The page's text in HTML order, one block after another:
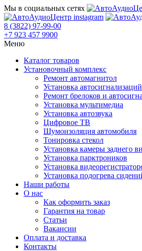
Мы в социальных сетях
8 (3822) 97-99-00
+7 923 457 9900
Меню
Каталог товаров
Установочный комплекс
Ремонт автомагнитол
Установка
Ремонт брелоков и
Установка мультимедиа
Установка автозвука
Цифровое ТВ
Шумоизоляция автомобиля
Тонировка стекол
Установка камеры заднего
Установка парктроников
Установка
Установка подогрева
Наши работы
О нас
Как оформить заказ
Гарантия на товар
Статьи
Вакансии
Оплата и доставка
Контакты